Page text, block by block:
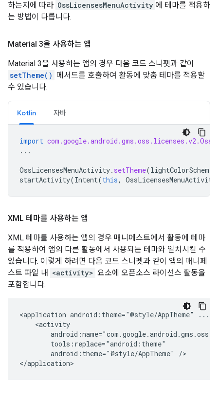
하는지에 따라 OssLicensesMenuActivity 에 테마를 적용하
는 방법이 다릅니다.
Material 3을 사용하는 앱
Material 3을 사용하는 앱의 경우 다음 코드 스니펫과 같이
setTheme() 메서드를 호출하여 활동에 맞춤 테마를 적용할
수 있습니다.
Kotlin 자바
import
...
OssLicensesMenuActivity. setTheme(lightColorScheme
startActivity(Intent(this, OssLicensesMenuActivity
XML 테마를 사용하는 앱
XML 테마를 사용하는 앱의 경우 매니페스트에서 활동에 테마
를 적용하여 앱의 다른 활동에서 사용되는 테마와 일치시킬 수
있습니다. 이렇게 하려면 다음 코드 스니펫과 같이 앱의 매니페
스트 파일 내
<activity> 요소에 오픈소스 라이선스 활동을
포함합니다.
<application android:theme="@style/AppTheme"
android:theme="@style/AppTheme"
/>
</application>